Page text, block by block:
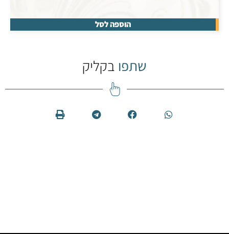
הוספה לסל
שתפו בקליק